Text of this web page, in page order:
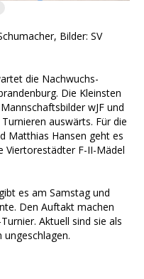
Bilder: SV
die Nachwuchs-
Die Kleinsten
wJF und
auswärts. Für die
Matthias Hansen geht es
Viertorestädter F-II-Mädel
es am Samstag und
Den Auftakt machen
Aktuell sind sie als